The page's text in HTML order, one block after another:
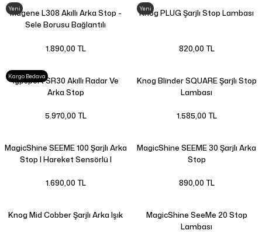
Yeni
Magene L308 Akıllı Arka Stop -
Sele Borusu Bağlantılı
1.890,00 TL
Yeni
Knog PLUG Şarjlı Stop Lambası
820,00 TL
Kargo Bedava
Igpsport SR30 Akıllı Radar Ve
Arka Stop
5.970,00 TL
Knog Blinder SQUARE Şarjlı Stop
Lambası
1.585,00 TL
MagicShine SEEME 100 Şarjlı Arka
Stop | Hareket Sensörlü |
1.690,00 TL
MagicShine SEEME 30 Şarjlı Arka
Stop
890,00 TL
Knog Mid Cobber Şarjlı Arka Işık
MagicShine SeeMe 20 Stop
Lambası